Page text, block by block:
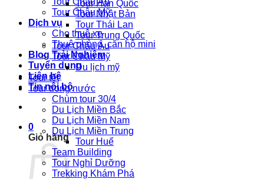
Tour Châu Mỹ
Dịch vụ
Cho thuê xe
Thuê phòng, căn hộ mini
Blog Trải Nghiệm
Tuyển dụng
Liên hệ
Tin nội bộ
0
Giỏ hàng
Tour Hàn Quốc
Tour Nhật Bản
Tour Thái Lan
Tour Trung Quốc
Tour Châu Âu
Tour Châu Mỹ
Du lịch mỹ
Tour tết
Tour trong nước
Chùm tour 30/4
Du Lịch Miền Bắc
Du Lịch Miền Nam
Du Lịch Miền Trung
Tour Huế
Team Building
Tour Nghỉ Dưỡng
Trekking Khám Phá